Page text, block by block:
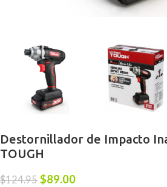
Destornillador de Impacto
TOUGH
$124.95 $89.00